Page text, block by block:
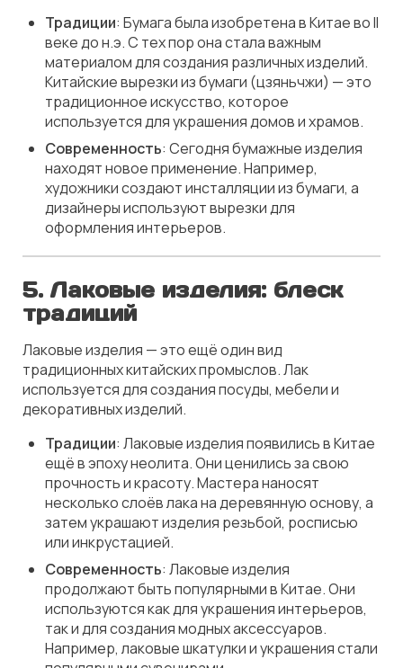
Традиции: Бумага была изобретена в Китае во II
веке до н.э. С тех пор она стала важным
материалом для создания различных изделий.
Китайские вырезки из бумаги (цзяньчжи) — это
традиционное искусство, которое
используется для украшения домов и храмов.
Современность: Сегодня бумажные изделия
находят новое применение. Например,
художники создают инсталляции из бумаги, а
дизайнеры используют вырезки для
оформления интерьеров.
5. Лаковые изделия: блеск
традиций
Лаковые изделия — это ещё один вид
традиционных китайских промыслов. Лак
используется для создания посуды, мебели и
декоративных изделий.
Традиции: Лаковые изделия появились в Китае
ещё в эпоху неолита. Они ценились за свою
прочность и красоту. Мастера наносят
несколько слоёв лака на деревянную основу, а
затем украшают изделия резьбой, росписью
или инкрустацией.
Современность: Лаковые изделия
продолжают быть популярными в Китае. Они
используются как для украшения интерьеров,
так и для создания модных аксессуаров.
Например, лаковые шкатулки и украшения стали